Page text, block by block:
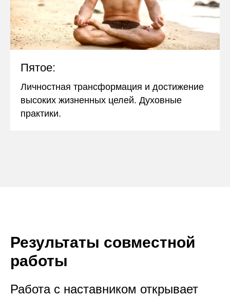
Пятое:
Личностная трансформация и достижение
высоких жизненных целей. Духовные
практики.
Результаты совместной
работы
Работа с наставником открывает